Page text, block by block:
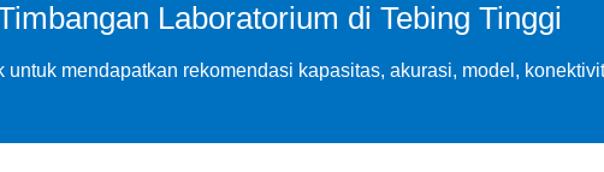
Laboratorium di Tebing Tinggi
untuk mendapatkan rekomendasi kapasitas, akurasi, model,